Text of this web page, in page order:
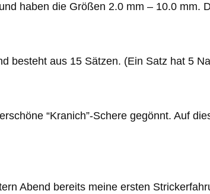
haben die Größen 2.0 mm – 10.0 mm.
besteht aus 15 Sätzen. (Ein Satz hat 5
“Kranich”-Schere gegönnt. Auf
Abend bereits meine ersten